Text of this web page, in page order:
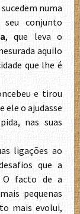
sucedem numa
seu conjunto
, que leva o
aquilo
que lhe é
e tirou
ele o ajudasse
nas suas
ligações ao
que a
O facto de a
pequenas
mais evolui,